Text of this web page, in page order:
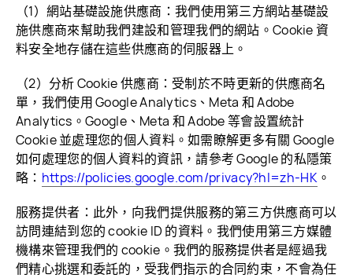
（1）網站基礎設施供應商：我們使用第三方網站基礎設
施供應商來幫助我們建設和管理我們的網站。Cookie 資
料安全地存儲在這些供應商的伺服器上。
（2）分析 Cookie 供應商：受制於不時更新的供應商名
單，我們使用 Google Analytics、Meta 和 Adobe
Analytics。Google、Meta 和 Adobe 等會設置統計
Cookie 並處理您的個人資料。如需瞭解更多有關 Google
如何處理您的個人資料的資訊，請參考 Google 的私隱策
略： https://policies.google.com/privacy?hl=zh-HK。
服務提供者：此外，向我們提供服務的第三方供應商可以
訪問連結到您的 cookie ID 的資料。我們使用第三方媒體
機構來管理我們的 cookie。我們的服務提供者是經過我
們精心挑選和委託的，受我們指示的合同約束，不會為任